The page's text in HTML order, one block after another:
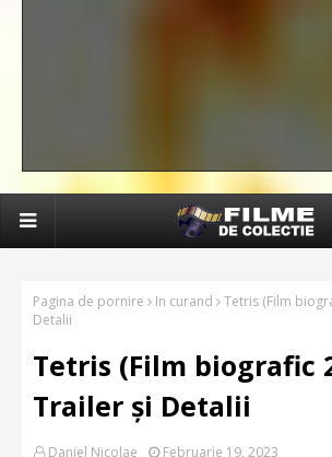
Pagina de pornire In curand
Tetris (Film
Detalii
Tetris (Film biografic
Trailer și Detalii
Daniel Nicolae Februarie 19, 2023